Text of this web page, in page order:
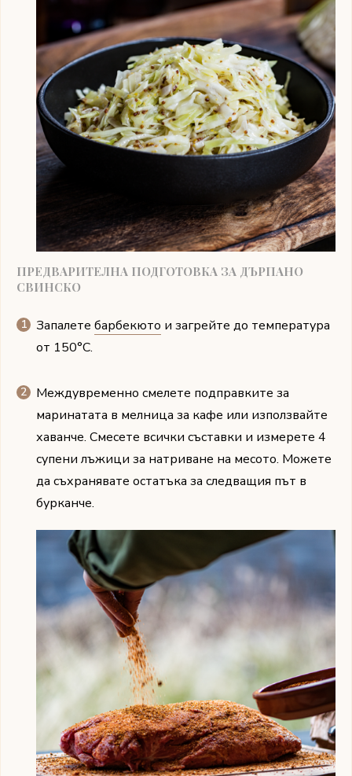
ПРЕДВАРИТЕЛНА ПОДГОТОВКА ЗА ДЪРПАНО
СВИНСКО
Запалете барбекюто и загрейте до температура
от 150°C.
Междувременно смелете подправките за
маринатата в мелница за кафе или използвайте
хаванче. Смесете всички съставки и измерете 4
супени лъжици за натриване на месото. Можете
да съхранявате остатъка за следващия път в
бурканче.